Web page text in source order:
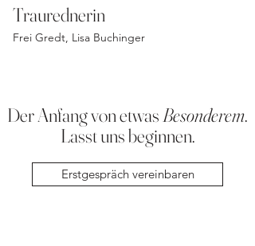
Traurednerin
Frei Gredt, Lisa Buchinger
Der Anfang von etwasBesonderem.
Lasst uns beginnen.
Erstgespräch vereinbaren